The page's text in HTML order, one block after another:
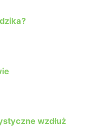
wzdłuż